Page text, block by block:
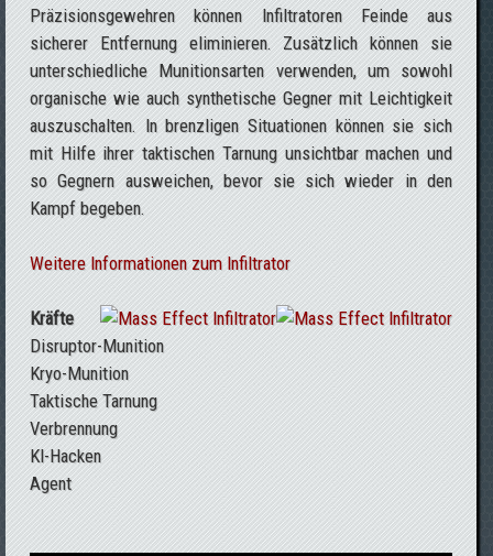
Präzisionsgewehren können Infiltratoren Feinde aus
sicherer Entfernung eliminieren. Zusätzlich können sie
unterschiedliche Munitionsarten verwenden, um sowohl
organische wie auch synthetische Gegner mit Leichtigkeit
auszuschalten. In brenzligen Situationen können sie sich
mit Hilfe ihrer taktischen Tarnung unsichtbar machen und
so Gegnern ausweichen, bevor sie sich wieder in den
Kampf begeben.
Weitere Informationen zum Infiltrator
Kräfte
Disruptor-Munition
Kryo-Munition
Taktische Tarnung
Verbrennung
KI-Hacken
Agent